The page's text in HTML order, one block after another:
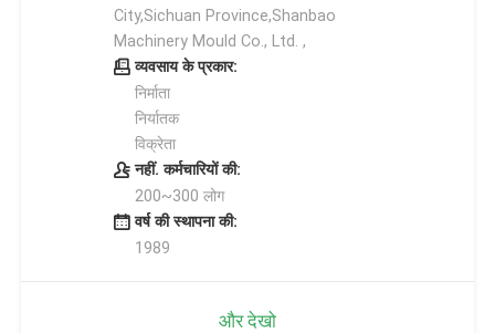
City,Sichuan Province,Shanbao
Machinery Mould Co., Ltd. ,
व्यवसाय के प्रकार:
निर्माता
निर्यातक
विक्रेता
नहीं. कर्मचारियों की:
200~300 लोग
वर्ष की स्थापना की:
1989
और देखो